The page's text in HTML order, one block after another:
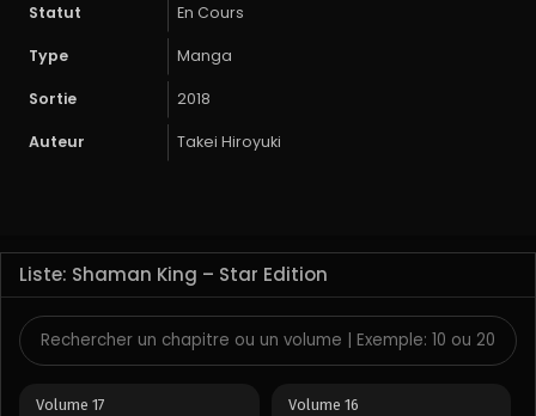
Statut En Cours
Type Manga
Sortie 2018
Auteur Takei Hiroyuki
Liste: Shaman King – Star Edition
Volume 17 Volume 16